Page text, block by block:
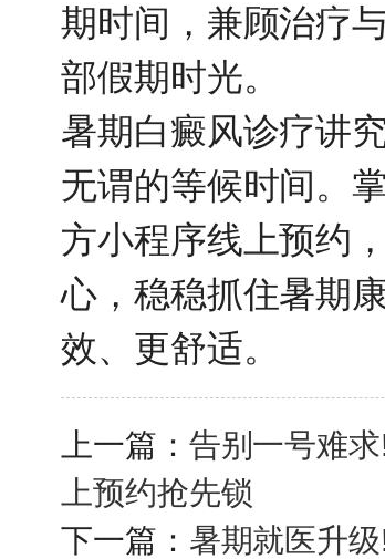
期时间，兼顾治疗
部假期时光。
暑期白癜风诊疗讲
无谓的等候时间。
方小程序线上预约
心，稳稳抓住暑期
效、更舒适。
上一篇： 告别一号难
上预约抢先锁
下一篇： 暑期就医升